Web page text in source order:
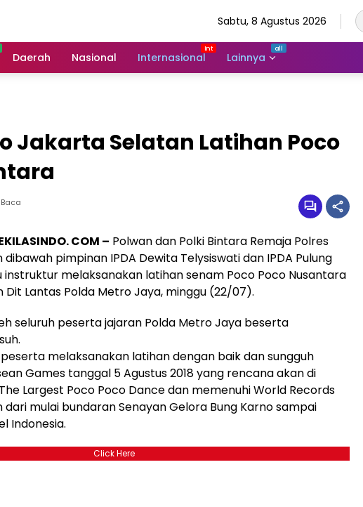
Sabtu, 8 Agustus 2026
Daerah Nasional Internasional Lainnya
Jakarta Selatan Latihan Poco
Baca
COM – Polwan dan Polki Bintara Remaja Polres
pimpinan IPDA Dewita Telysiswati dan IPDA Pulung
instruktur melaksanakan latihan senam Poco Poco Nusantara
Dit Lantas Polda Metro Jaya, minggu (22/07).
seluruh peserta jajaran Polda Metro Jaya beserta
melaksanakan latihan dengan baik dan sungguh
Games tanggal 5 Agustus 2018 yang rencana akan di
Largest Poco Poco Dance dan memenuhi World Records
dari mulai bundaran Senayan Gelora Bung Karno sampai
Indonesia.
Click Here